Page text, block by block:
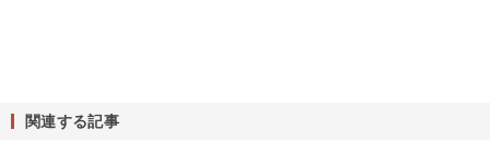
関連する記事